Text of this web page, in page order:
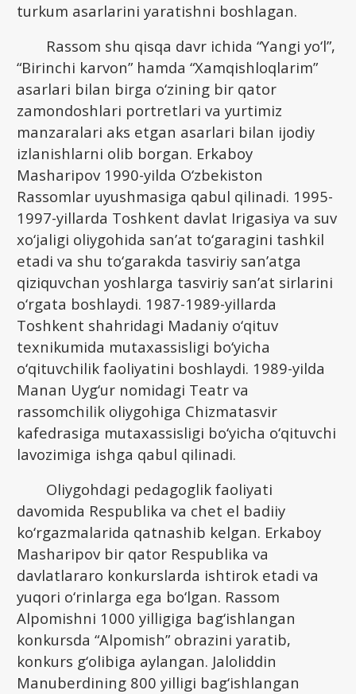
turkum asarlarini yaratishni boshlagan.
Rassom shu qisqa davr ichida “Yangi yo‘l”,
“Birinchi karvon” hamda “Xamqishloqlarim”
asarlari bilan birga o‘zining bir qator
zamondoshlari portretlari va yurtimiz
manzaralari aks etgan asarlari bilan ijodiy
izlanishlarni olib borgan. Erkaboy
Masharipov 1990-yilda O‘zbekiston
Rassomlar uyushmasiga qabul qilinadi. 1995-
1997-yillarda Toshkent davlat Irigasiya va suv
xo‘jaligi oliygohida san’at to‘garagini tashkil
etadi va shu to‘garakda tasviriy san’atga
qiziquvchan yoshlarga tasviriy san’at sirlarini
o‘rgata boshlaydi. 1987-1989-yillarda
Toshkent shahridagi Madaniy o‘qituv
texnikumida mutaxassisligi bo‘yicha
o‘qituvchilik faoliyatini boshlaydi. 1989-yilda
Manan Uyg‘ur nomidagi Teatr va
rassomchilik oliygohiga Chizmatasvir
kafedrasiga mutaxassisligi bo‘yicha o‘qituvchi
lavozimiga ishga qabul qilinadi.
Oliygohdagi pedagoglik faoliyati
davomida Respublika va chet el badiiy
ko‘rgazmalarida qatnashib kelgan. Erkaboy
Masharipov bir qator Respublika va
davlatlararo konkurslarda ishtirok etadi va
yuqori o‘rinlarga ega bo‘lgan. Rassom
Alpomishni 1000 yilligiga bag‘ishlangan
konkursda “Alpomish” obrazini yaratib,
konkurs g‘olibiga aylangan. Jaloliddin
Manuberdining 800 yilligi bag‘ishlangan